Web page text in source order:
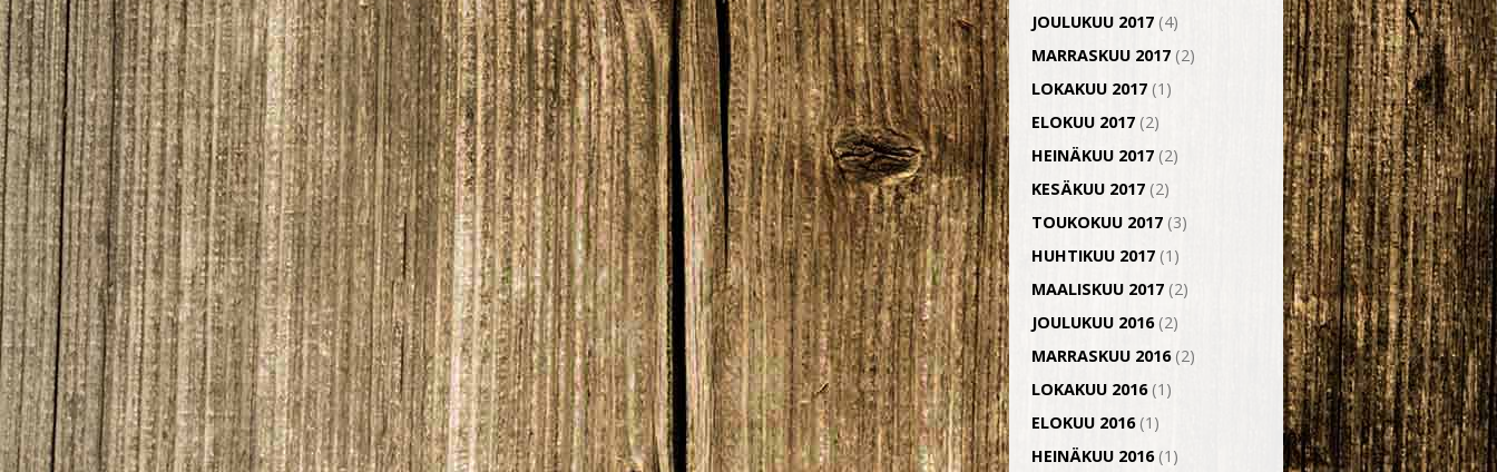
JOULUKUU 2017 (4)
MARRASKUU 2017 (2)
LOKAKUU 2017 (1)
ELOKUU 2017 (2)
HEINÄKUU 2017 (2)
KESÄKUU 2017 (2)
TOUKOKUU 2017 (3)
HUHTIKUU 2017 (1)
MAALISKUU 2017 (2)
JOULUKUU 2016(2)
MARRASKUU 2016(2)
LOKAKUU 2016(1)
ELOKUU 2016(1)
HEINÄKUU 2016(1)